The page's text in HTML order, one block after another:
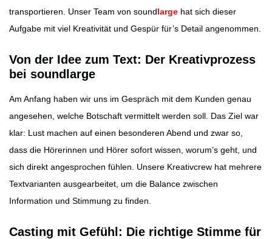
transportieren. Unser Team von soundlarge hat sich dieser
Aufgabe mit viel Kreativität und Gespür für’s Detail angenommen.
Von der Idee zum Text: Der Kreativprozess
bei soundlarge
Am Anfang haben wir uns im Gespräch mit dem Kunden genau
angesehen, welche Botschaft vermittelt werden soll. Das Ziel war
klar: Lust machen auf einen besonderen Abend und zwar so,
dass die Hörerinnen und Hörer sofort wissen, worum’s geht, und
sich direkt angesprochen fühlen. Unsere Kreativcrew hat mehrere
Textvarianten ausgearbeitet, um die Balance zwischen
Information und Stimmung zu finden.
Casting mit Gefühl: Die richtige Stimme für